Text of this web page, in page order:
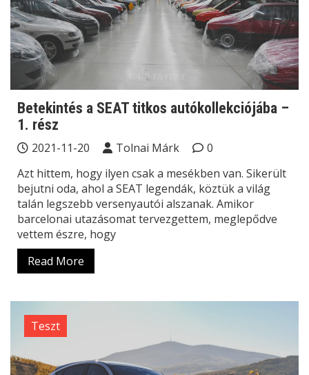
Betekintés a SEAT titkos autókollekciójába –
1. rész
2021-11-20 Tolnai Márk
0
Azt hittem, hogy ilyen csak a mesékben van. Sikerült
bejutni oda, ahol a SEAT legendák, köztük a világ
talán legszebb versenyautói alszanak. Amikor
barcelonai utazásomat tervezgettem, meglepődve
vettem észre, hogy
Read More
Teszt